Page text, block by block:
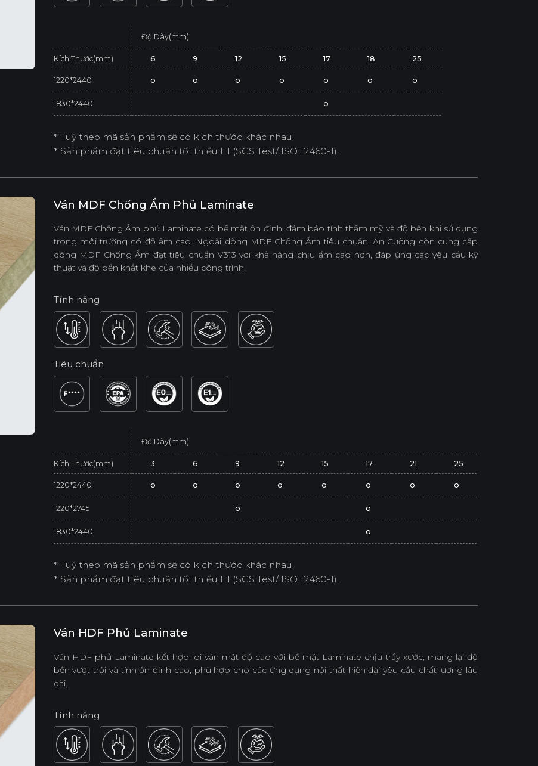
Độ Dày(mm)
Kích Thước(mm) 6 9 12 15 17 18 25
1220*2440 o o o o o o o
1830*2440 o
* Tuỳ theo mã sản phẩm sẽ có kích thước khác nhau.
* Sản phẩm đạt tiêu chuẩn tối thiểu E1 (SGS Test/ ISO 12460-1).
Ván MDF Chống Ẩm Phủ Laminate
Ván MDF Chống Ẩm phủ Laminate có bề mặt ổn định, đảm bảo tính thẩm mỹ và độ bền khi sử dụng
trong môi trường có độ ẩm cao. Ngoài dòng MDF Chống Ẩm tiêu chuẩn, An Cường còn cung cấp
dòng MDF Chống Ẩm đạt tiêu chuẩn V313 với khả năng chịu ẩm cao hơn, đáp ứng các yêu cầu kỹ
thuật và độ bền khắt khe của nhiều công trình.
Tính năng
Tiêu chuẩn
Độ Dày(mm)
Kích Thước(mm) 3 6 9 12 15 17 21 25
1220*2440 o o o o o o o o
1220*2745 o o
1830*2440 o
* Tuỳ theo mã sản phẩm sẽ có kích thước khác nhau.
* Sản phẩm đạt tiêu chuẩn tối thiểu E1 (SGS Test/ ISO 12460-1).
Ván HDF Phủ Laminate
Ván HDF phủ Laminate kết hợp lõi ván mật độ cao với bề mặt Laminate chịu trầy xước, mang lại độ
bền vượt trội và tính ổn định cao, phù hợp cho các ứng dụng nội thất hiện đại yêu cầu chất lượng lâu
dài.
Tính năng